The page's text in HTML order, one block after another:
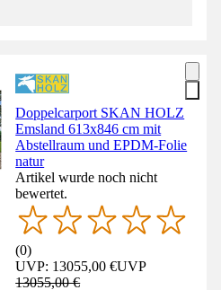
Doppelcarport SKAN HOLZ
Emsland 613x846 cm mit
Abstellraum und EPDM-Folie
natur
Artikel wurde noch nicht
bewertet.
(0)
UVP: 13055,00 €UVP
13055,00 €